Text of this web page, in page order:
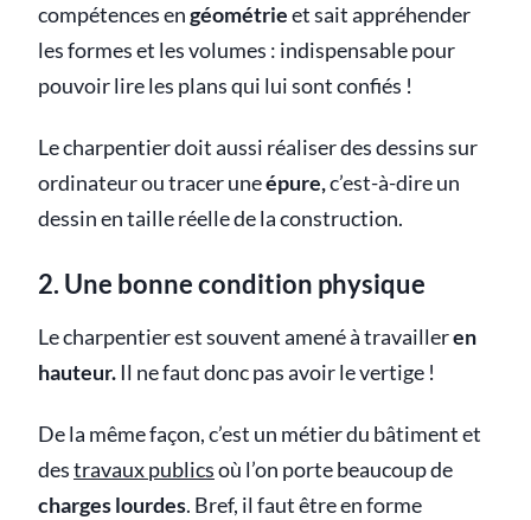
compétences engéométrieet sait appréhender
les formes et les volumes : indispensable pour
pouvoir lire les plans qui lui sont confiés !
Le charpentier doit aussi réaliser des dessins sur
ordinateur ou tracer uneépure,c’est-à-dire un
dessin en taille réelle de la construction.
2. Une bonne condition physique
Le charpentier est souvent amené à travailleren
hauteur.Il ne faut donc pas avoir le vertige !
De la même façon, c’est un métier du bâtiment et
destravaux publicsoù l’on porte beaucoup de
charges lourdes. Bref, il faut être en forme